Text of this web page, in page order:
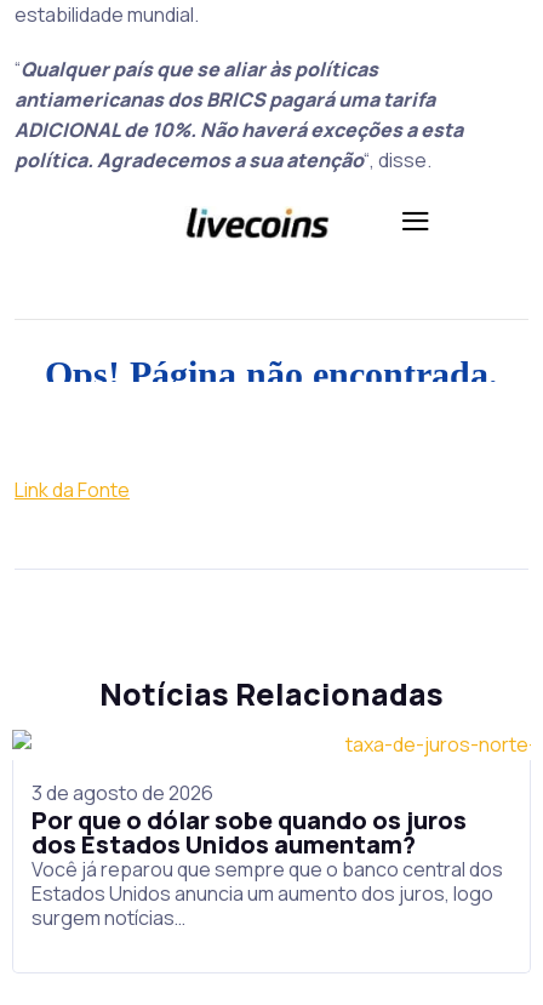
estabilidade mundial.
“Qualquer país que se aliar às políticas
antiamericanas dos BRICS pagará uma tarifa
ADICIONAL de 10%. Não haverá exceções a esta
política. Agradecemos a sua atenção“, disse.
Link da Fonte
Notícias Relacionadas
3 de agosto de 2026
Por que o dólar sobe quando os juros
dos Estados Unidos aumentam?
Você já reparou que sempre que o banco central dos
Estados Unidos anuncia um aumento dos juros, logo
surgem notícias…